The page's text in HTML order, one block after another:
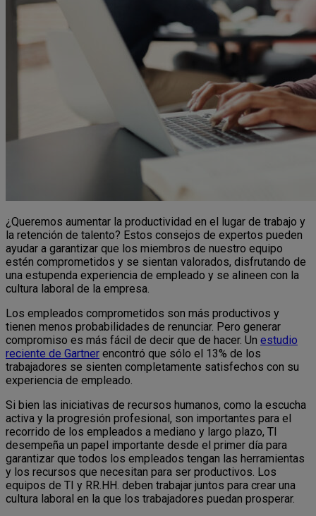
¿Queremos aumentar la productividad en el lugar de trabajo y
la retención de talento? Estos consejos de expertos pueden
ayudar a garantizar que los miembros de nuestro equipo
estén comprometidos y se sientan valorados, disfrutando de
una estupenda experiencia de empleado y se alineen con la
cultura laboral de la empresa.
Los empleados comprometidos son más productivos y
tienen menos probabilidades de renunciar. Pero generar
compromiso es más fácil de decir que de hacer. Un estudio
reciente de Gartner encontró que sólo el 13% de los
trabajadores se sienten completamente satisfechos con su
experiencia de empleado.
Si bien las iniciativas de recursos humanos, como la escucha
activa y la progresión profesional, son importantes para el
recorrido de los empleados a mediano y largo plazo, TI
desempeña un papel importante desde el primer día para
garantizar que todos los empleados tengan las herramientas
y los recursos que necesitan para ser productivos. Los
equipos de TI y RR.HH. deben trabajar juntos para crear una
cultura laboral en la que los trabajadores puedan prosperar.